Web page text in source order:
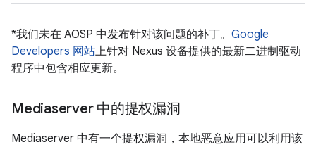
*我们未在 AOSP 中发布针对该问题的补丁。 Google
Developers 网站上针对 Nexus 设备提供的最新二进制驱动
程序中包含相应更新。
Mediaserver 中的提权漏洞
Mediaserver 中有一个提权漏洞，本地恶意应用可以利用该